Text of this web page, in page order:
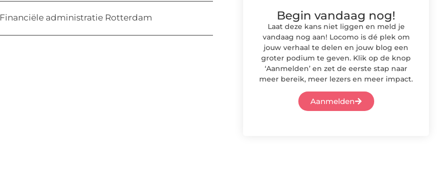
Financiële administratie Rotterdam Begin vandaag nog!
Laat deze kans niet liggen en meld je
vandaag nog aan! Locomo is dé plek om
jouw verhaal te delen en jouw blog een
groter podium te geven. Klik op de knop
‘Aanmelden’ en zet de eerste stap naar
meer bereik, meer lezers en meer impact.
Aanmelden